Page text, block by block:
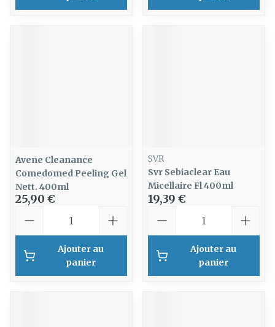
Avene Cleanance
Comedomed Peeling Gel
Nett. 400ml
25,90 €
Ajouter au
panier
SVR
Svr Sebiaclear Eau
Micellaire Fl 400ml
19,39 €
Ajouter au
panier